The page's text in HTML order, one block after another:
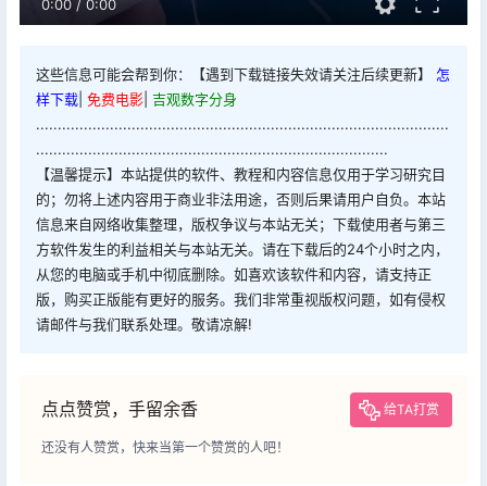
0:00 / 0:00
这些信息可能会帮到你：【遇到下载链接失效请关注后续更新】 怎
样下载 免费电影 吉观数字分身
...............................................................................................
.................................................................................
【温馨提示】本站提供的软件、教程和内容信息仅用于学习研究目
的；勿将上述内容用于商业非法用途，否则后果请用户自负。本站
信息来自网络收集整理，版权争议与本站无关；下载使用者与第三
方软件发生的利益相关与本站无关。请在下载后的24个小时之内，
从您的电脑或手机中彻底删除。如喜欢该软件和内容，请支持正
版，购买正版能有更好的服务。我们非常重视版权问题，如有侵权
请邮件与我们联系处理。敬请凉解!
点点赞赏，手留余香 给TA打赏
还没有人赞赏，快来当第一个赞赏的人吧！